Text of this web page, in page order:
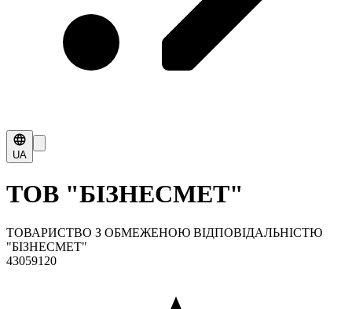
UA
ТОВ "БІЗНЕСМЕТ"
ТОВАРИСТВО З ОБМЕЖЕНОЮ ВІДПОВІДАЛЬНІСТЮ
"БІЗНЕСМЕТ"
43059120